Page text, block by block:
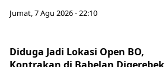
Jumat, 7 Agu 2026 - 22:10
Diduga Jadi Lokasi Open BO,